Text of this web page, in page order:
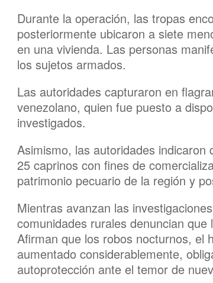
Durante la operación, las tropas
posteriormente ubicaron a siete
en una vivienda. Las personas
los sujetos armados.
Las autoridades capturaron en
venezolano, quien fue puesto a
investigados.
Asimismo, las autoridades
25 caprinos con fines de
patrimonio pecuario de la región y
Mientras avanzan las
comunidades rurales denuncian
Afirman que los robos nocturnos, el
aumentado considerablemente,
autoprotección ante el temor de